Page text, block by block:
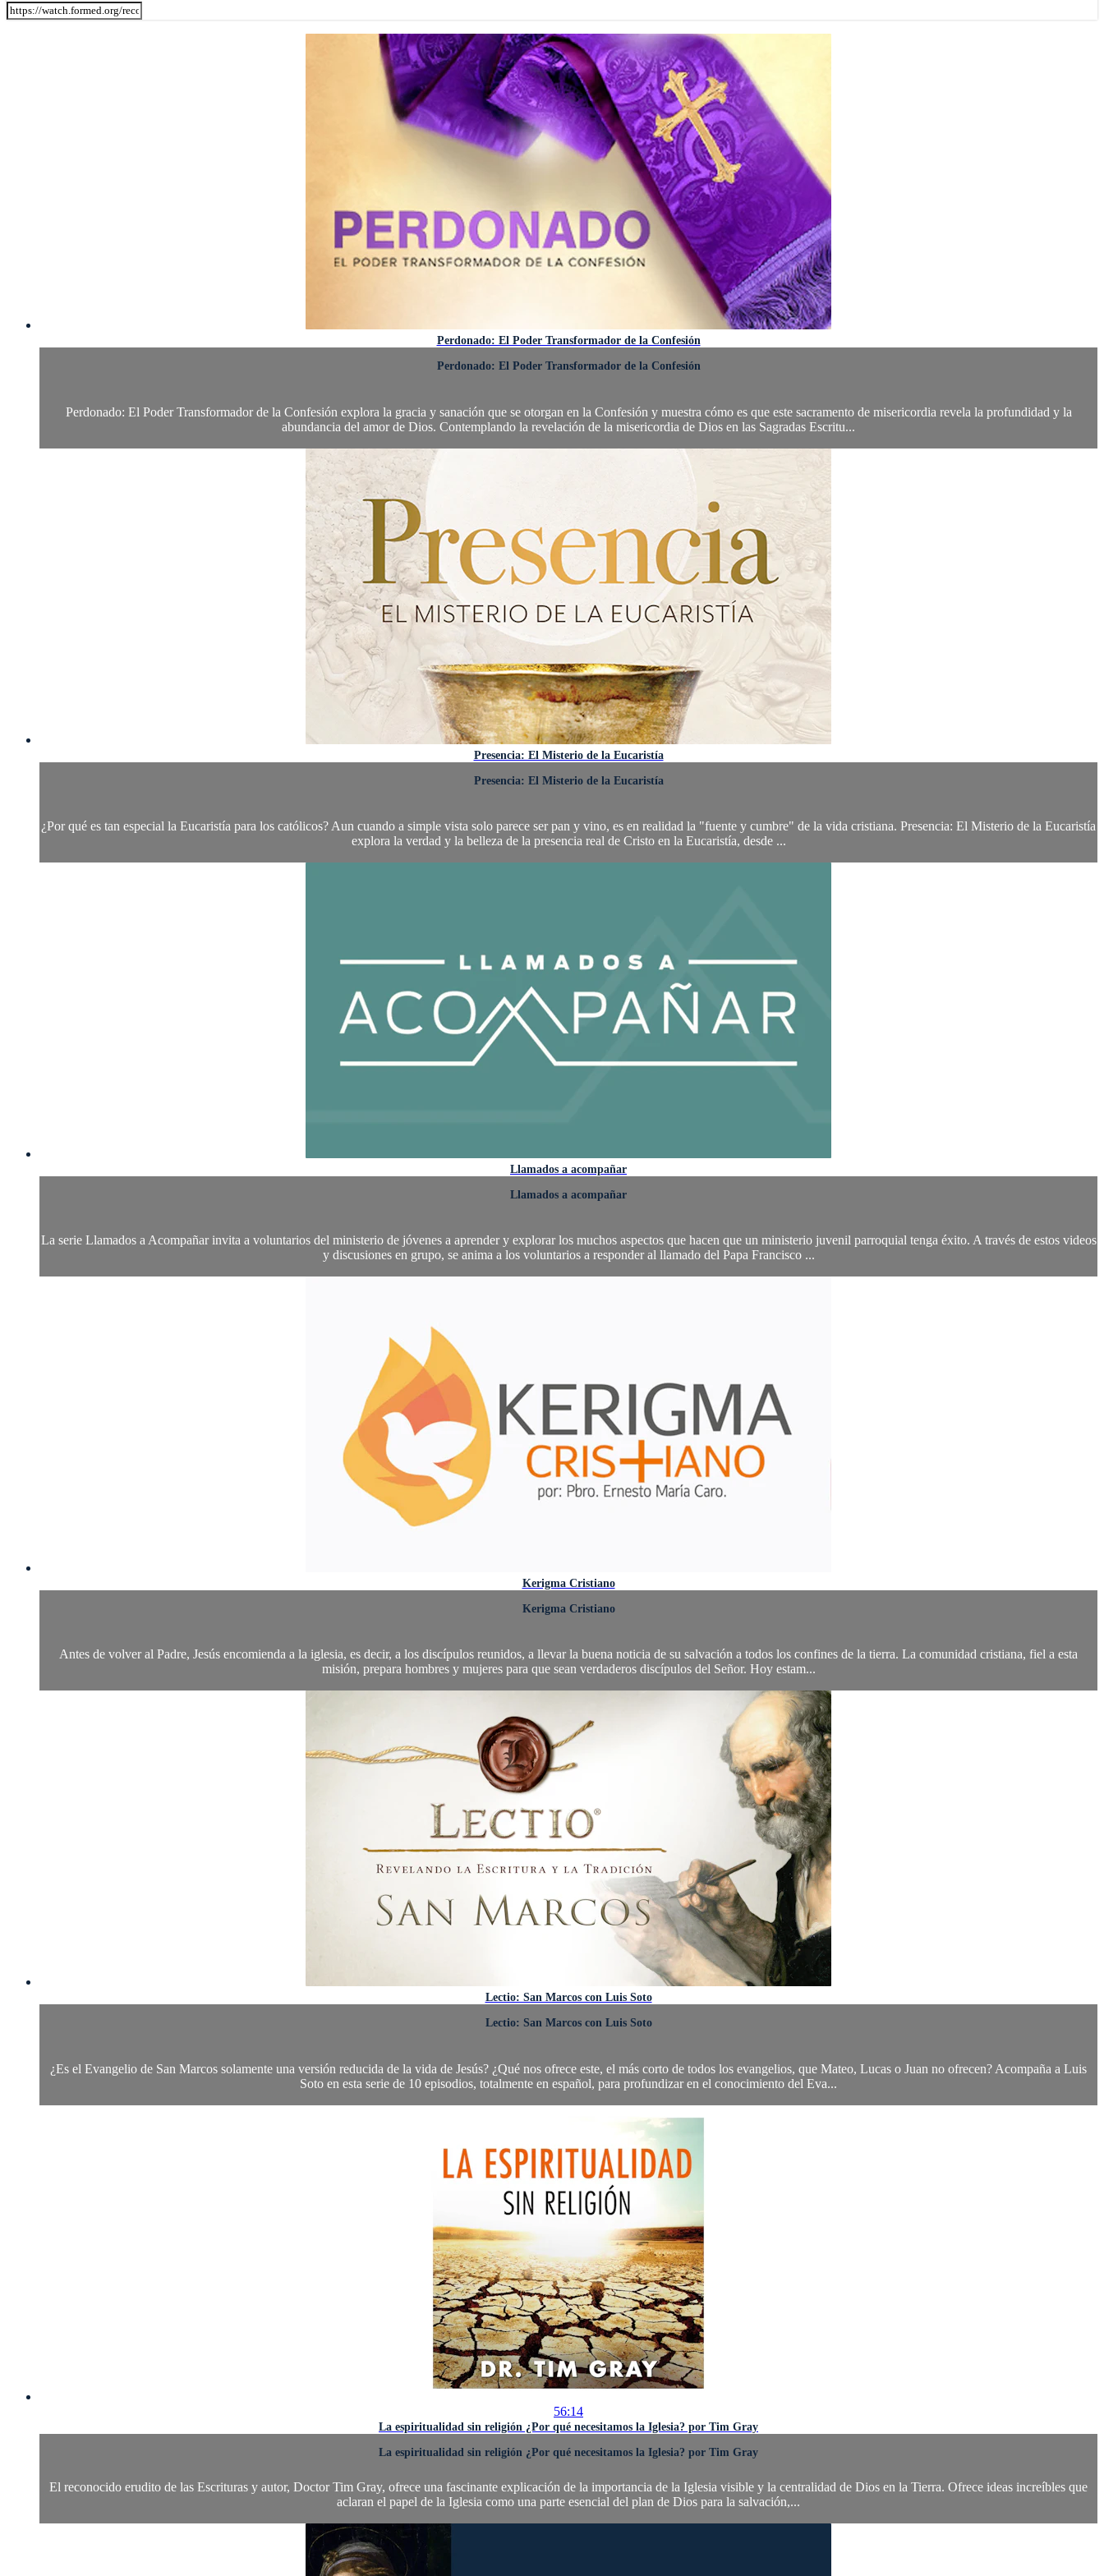
Perdonado: El Poder Transformador de la Confesión
Perdonado: El Poder Transformador de la Confesión
Perdonado: El Poder Transformador de la Confesión explora la gracia y sanación que se otorgan en la Confesión y muestra cómo es que este sacramento de misericordia revela la profundidad y la
abundancia del amor de Dios. Contemplando la revelación de la misericordia de Dios en las Sagradas Escritu...
Presencia: El Misterio de la Eucaristía
Presencia: El Misterio de la Eucaristía
¿Por qué es tan especial la Eucaristía para los católicos? Aun cuando a simple vista solo parece ser pan y vino, es en realidad la "fuente y cumbre" de la vida cristiana. Presencia: El Misterio de la Eucaristía
explora la verdad y la belleza de la presencia real de Cristo en la Eucaristía, desde ...
Llamados a acompañar
Llamados a acompañar
La serie Llamados a Acompañar invita a voluntarios del ministerio de jóvenes a aprender y explorar los muchos aspectos que hacen que un ministerio juvenil parroquial tenga éxito. A través de estos videos
y discusiones en grupo, se anima a los voluntarios a responder al llamado del Papa Francisco ...
Kerigma Cristiano
Kerigma Cristiano
Antes de volver al Padre, Jesús encomienda a la iglesia, es decir, a los discípulos reunidos, a llevar la buena noticia de su salvación a todos los confines de la tierra. La comunidad cristiana, fiel a esta
misión, prepara hombres y mujeres para que sean verdaderos discípulos del Señor. Hoy estam...
Lectio: San Marcos con Luis Soto
Lectio: San Marcos con Luis Soto
¿Es el Evangelio de San Marcos solamente una versión reducida de la vida de Jesús? ¿Qué nos ofrece este, el más corto de todos los evangelios, que Mateo, Lucas o Juan no ofrecen? Acompaña a Luis
Soto en esta serie de 10 episodios, totalmente en español, para profundizar en el conocimiento del Eva...
56:14
La espiritualidad sin religión ¿Por qué necesitamos la Iglesia? por Tim Gray
La espiritualidad sin religión ¿Por qué necesitamos la Iglesia? por Tim Gray
El reconocido erudito de las Escrituras y autor, Doctor Tim Gray, ofrece una fascinante explicación de la importancia de la Iglesia visible y la centralidad de Dios en la Tierra. Ofrece ideas increíbles que
aclaran el papel de la Iglesia como una parte esencial del plan de Dios para la salvación,...